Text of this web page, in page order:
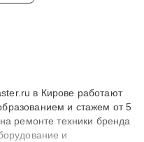
в Кирове работают
и стажем от 5
ремонте техники бренда
и